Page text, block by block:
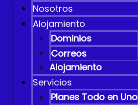
Nosotros
Alojamiento
Dominios
Correos
Alojamiento
Servicios
Planes Todo en Uno